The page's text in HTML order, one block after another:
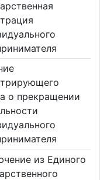
о прекращении
из Единого